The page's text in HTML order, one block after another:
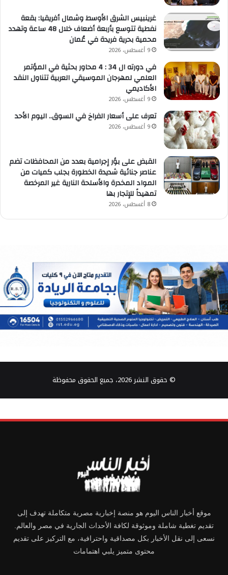
غرينبيس الشرق الأوسط وشمال أفريقيا: بقعة
نفطية تتوسع بأربعة أضعاف خلال 48 ساعة وتهدد
محمية بحرية فريدة في عُمان
9 أغسطس، 2026
في دورته ال 34 : 4 محاور بحثية في المؤتمر
العلمي لمهرجان الموسيقي العربية تتناول النقد
الأكاديمي
9 أغسطس، 2026
تعرف على أسعار الفراخ في السوق.. اليوم الأحد
9 أغسطس، 2026
القبض على بؤر إجرامية بعدد من المحافظات تضم
عناصر جنائية شديدة الخطورة بجلب كميات من
المواد المخدرة والأسلحة النارية غير المرخصة
تمهيداً للإتجار بها
8 أغسطس، 2026
© حقوق النشر 2026، جميع الحقوق محفوظة
موقع أخبار الناس اليوم هو منصة إخبارية مصرية متكاملة تهدف إلى
تقديم تغطية شاملة وموثوقة لكافة الأحداث الجارية في مصر والعالم.
نسعى إلى نقل الأخبار بكل مصداقية واحترافية، مع التركيز على تقديم
محتوى متميز يلبي اهتمامات